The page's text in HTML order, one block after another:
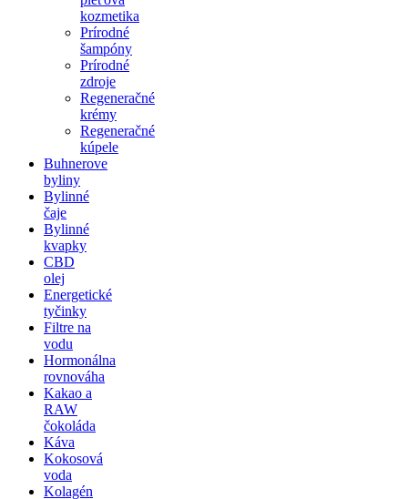
kozmetika
Prírodné
šampóny
Prírodné
zdroje
Regeneračné
krémy
Regeneračné
kúpele
Buhnerove
byliny
Bylinné
čaje
Bylinné
kvapky
CBD
olej
Energetické
tyčinky
Filtre na
vodu
Hormonálna
rovnováha
Kakao a
RAW
čokoláda
Káva
Kokosová
voda
Kolagén